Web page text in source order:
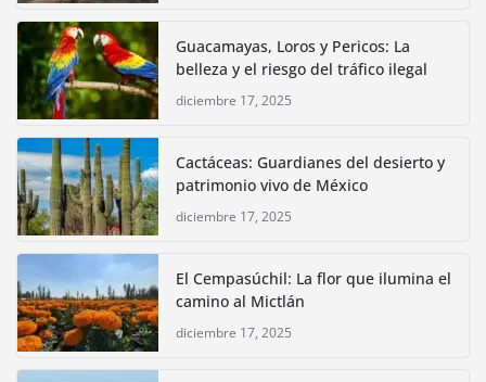
Guacamayas, Loros y Pericos: La
belleza y el riesgo del tráfico ilegal
diciembre 17, 2025
Cactáceas: Guardianes del desierto y
patrimonio vivo de México
diciembre 17, 2025
El Cempasúchil: La flor que ilumina el
camino al Mictlán
diciembre 17, 2025